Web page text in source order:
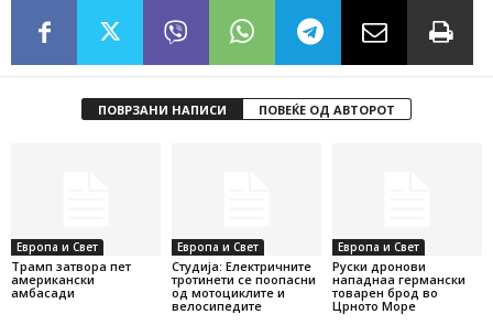
ПОВРЗАНИ НАПИСИ ПОВЕЌЕ ОД АВТОРОТ
Европа и Свет
Трамп затвора пет
американски
амбасади
Европа и Свет
Студија: Електричните
тротинети се поопасни
од мотоциклите и
велосипедите
Европа и Свет
Руски дронови
нападнаа германски
товарен брод во
Црното Море